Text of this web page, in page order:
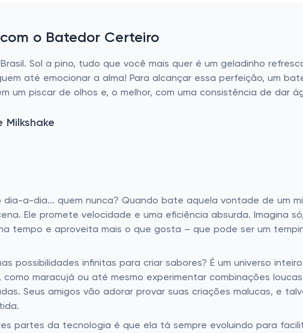
o Batedor Certeiro
Sol a pino, tudo que você mais quer é um geladinho
até emocionar a alma! Para alcançar essa perfeição, um
um piscar de olhos e, o melhor, com uma consistência de dar
dia-a-dia... quem nunca? Quando bate aquela vontade de um
Ele promete velocidade e uma eficiência absurda. Imagina
tempo e aproveita mais o que gosta – que pode ser um
possibilidades infinitas para criar sabores? É um universo
maracujá ou até mesmo experimentar combinações
Seus amigos vão adorar provar suas criações malucas, e
partes da tecnologia é que ela tá sempre evoluindo para